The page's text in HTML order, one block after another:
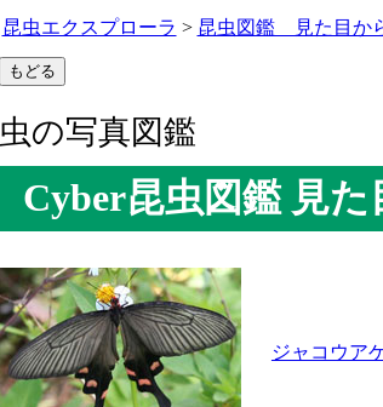
昆虫エクスプローラ > 昆虫図鑑 見た目か
虫の写真図鑑
Cyber昆虫図鑑 見
ジャコウア